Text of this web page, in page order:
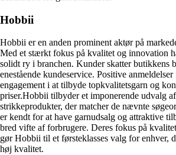
Hobbii
Hobbii er en anden prominent aktør på
Med et stærkt fokus på kvalitet og innovation
solidt ry i branchen. Kunder skatter butikkens
enestående kundeservice. Positive
engagement i at tilbyde topkvalitetsgarn og
priser.Hobbii tilbyder et imponerende udvalg
strikkeprodukter, der matcher de nævnte
er kendt for at have garnudsalg og attraktive
bred vifte af forbrugere. Deres fokus på
gør Hobbii til et førsteklasses valg for enhver,
høj kvalitet.